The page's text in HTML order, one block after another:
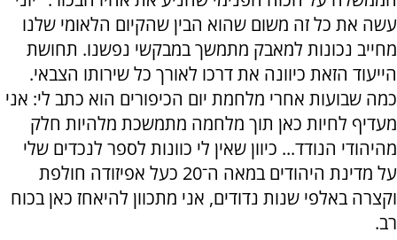
עשה את כל זה משום שהוא הבין שהקיום הלאומי שלנו
מחייב נכונות למאבק מתמשך במבקשי נפשנו. תחושת
הייעוד הזאת כיוונה את דרכו לאורך כל שירותו הצבאי.
כמה שבועות אחרי מלחמת יום הכיפורים הוא כתב לי: אני
מעדיף לחיות כאן תוך מלחמה מתמשכת מלהיות חלק
מהיהודי הנודד... כיוון שאין לי כוונות לספר לנכדים שלי
על מדינת היהודים במאה ה־20 כעל אפיזודה חולפת
וקצרה באלפי שנות נדודים, אני מתכוון להיאחז כאן בכוח
רב.